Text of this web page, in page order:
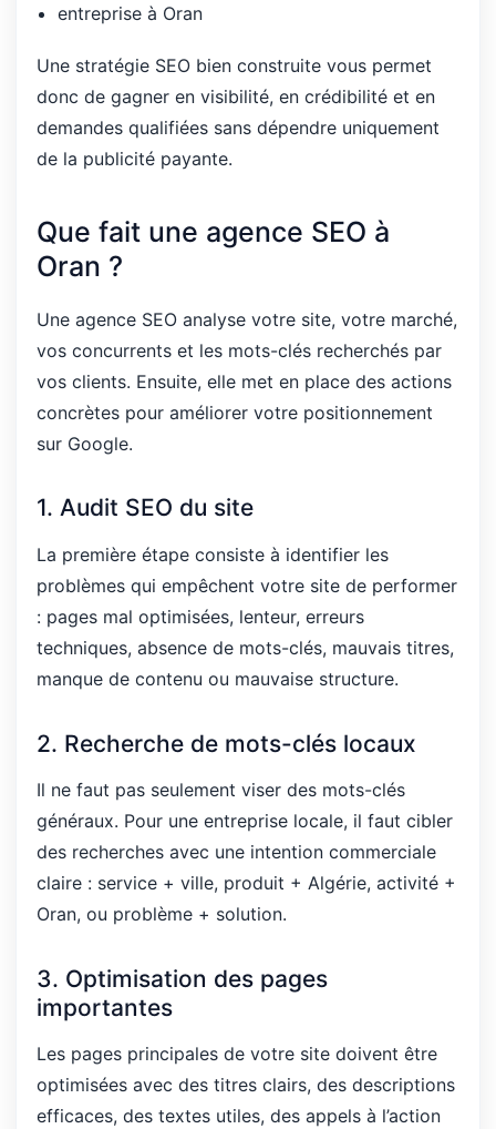
entreprise à Oran
Une stratégie SEO bien construite vous permet
donc de gagner en visibilité, en crédibilité et en
demandes qualifiées sans dépendre uniquement
de la publicité payante.
Que fait une agence SEO à
Oran ?
Une agence SEO analyse votre site, votre marché,
vos concurrents et les mots-clés recherchés par
vos clients. Ensuite, elle met en place des actions
concrètes pour améliorer votre positionnement
sur Google.
1. Audit SEO du site
La première étape consiste à identifier les
problèmes qui empêchent votre site de performer
: pages mal optimisées, lenteur, erreurs
techniques, absence de mots-clés, mauvais titres,
manque de contenu ou mauvaise structure.
2. Recherche de mots-clés locaux
Il ne faut pas seulement viser des mots-clés
généraux. Pour une entreprise locale, il faut cibler
des recherches avec une intention commerciale
claire : service + ville, produit + Algérie, activité +
Oran, ou problème + solution.
3. Optimisation des pages
importantes
Les pages principales de votre site doivent être
optimisées avec des titres clairs, des descriptions
efficaces, des textes utiles, des appels à l’action